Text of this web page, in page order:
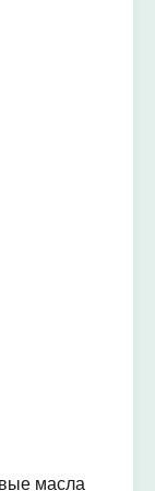
масла